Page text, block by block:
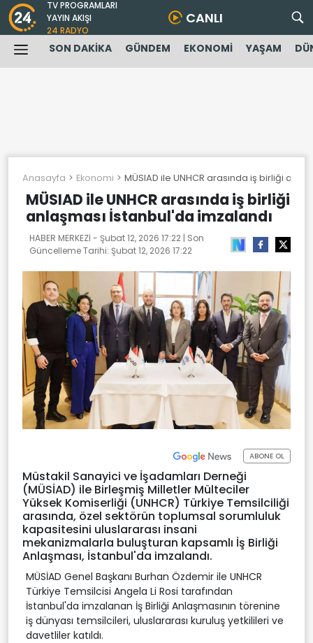
TV PROGRAMLARI
YAYIN AKIŞI
24 RADYO
CANLI
SON DAKİKA GÜNDEM EKONOMİ YAŞAM
Anasayfa Ekonomi MÜSIAD ile UNHCR arasında iş birliği
MÜSIAD ile UNHCR arasında iş birliği
anlaşması İstanbul'da imzalandı
HABER MERKEZİ - Şubat 12, 2026 17:22 | Son
Güncelleme Tarihi: Şubat 12, 2026 17:22
ABONE OL
Müstakil Sanayici ve İşadamları Derneği
(MÜSİAD) ile Birleşmiş Milletler Mülteciler
Yüksek Komiserliği (UNHCR) Türkiye Temsilciliği
arasında, özel sektörün toplumsal sorumluluk
kapasitesini uluslararası insani
mekanizmalarla buluşturan kapsamlı İş Birliği
Anlaşması, İstanbul'da imzalandı.
MÜSİAD Genel Başkanı Burhan Özdemir ile UNHCR
Türkiye Temsilcisi Angela Li Rosi tarafından
İstanbul'da imzalanan İş Birliği Anlaşmasının törenine
iş dünyası temsilcileri, uluslararası kuruluş yetkilileri ve
davetliler katıldı.